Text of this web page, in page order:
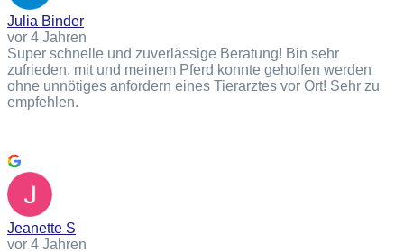
Julia Binder
vor 4 Jahren
Super schnelle und zuverlässige Beratung! Bin sehr
zufrieden, mit und meinem Pferd konnte geholfen werden
ohne unnötiges anfordern eines Tierarztes vor Ort! Sehr zu
empfehlen.
Jeanette S
vor 4 Jahren